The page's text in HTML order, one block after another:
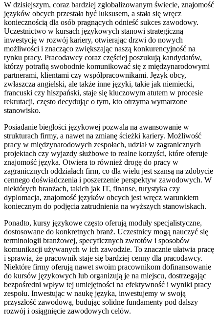
W dzisiejszym, coraz bardziej zglobalizowanym świecie, znajomość
języków obcych przestała być luksusem, a stała się wręcz
koniecznością dla osób pragnących odnieść sukces zawodowy.
Uczestnictwo w kursach językowych stanowi strategiczną
inwestycję w rozwój kariery, otwierając drzwi do nowych
możliwości i znacząco zwiększając naszą konkurencyjność na
rynku pracy. Pracodawcy coraz częściej poszukują kandydatów,
którzy potrafią swobodnie komunikować się z międzynarodowymi
partnerami, klientami czy współpracownikami. Język obcy,
zwłaszcza angielski, ale także inne języki, takie jak niemiecki,
francuski czy hiszpański, staje się kluczowym atutem w procesie
rekrutacji, często decydując o tym, kto otrzyma wymarzone
stanowisko.
Posiadanie biegłości językowej pozwala na awansowanie w
strukturach firmy, a nawet na zmianę ścieżki kariery. Możliwość
pracy w międzynarodowych zespołach, udział w zagranicznych
projektach czy wyjazdy służbowe to realne korzyści, które oferuje
znajomość języka. Otwiera to również drogę do pracy w
zagranicznych oddziałach firm, co dla wielu jest szansą na zdobycie
cennego doświadczenia i poszerzenie perspektyw zawodowych. W
niektórych branżach, takich jak IT, finanse, turystyka czy
dyplomacja, znajomość języków obcych jest wręcz warunkiem
koniecznym do podjęcia zatrudnienia na wyższych stanowiskach.
Ponadto, kursy językowe często oferują moduły specjalistyczne,
dostosowane do konkretnych branż. Uczestnicy mogą nauczyć się
terminologii branżowej, specyficznych zwrotów i sposobów
komunikacji używanych w ich zawodzie. To znacznie ułatwia pracę
i sprawia, że pracownik staje się bardziej cenny dla pracodawcy.
Niektóre firmy oferują nawet swoim pracownikom dofinansowanie
do kursów językowych lub organizują je na miejscu, dostrzegając
bezpośredni wpływ tej umiejętności na efektywność i wyniki pracy
zespołu. Inwestując w naukę języka, inwestujemy w swoją
przyszłość zawodową, budując solidne fundamenty pod dalszy
rozwój i osiągnięcie zawodowych celów.